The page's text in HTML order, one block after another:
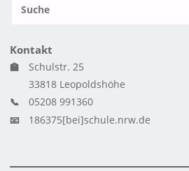
Kontakt
🏫
Schulstr. 25
33818 Leopoldshöhe
📞
05208 991360
📧
186375[bei]schule.nrw.de